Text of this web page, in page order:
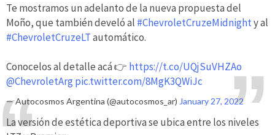
Te mostramos un adelanto de la nueva propuesta del
Moño, que también develó al #ChevroletCruzeMidnighty al
#ChevroletCruzeLTautomático.
Conocelos al detalle acá 👉 https://t.co/UQjSuVHZAo
@ChevroletArgpic.twitter.com/8MgK3QWiJc
— Autocosmos Argentina (@autocosmos_ar) January 27, 2022
La versión de estética deportiva se ubica entre los niveles